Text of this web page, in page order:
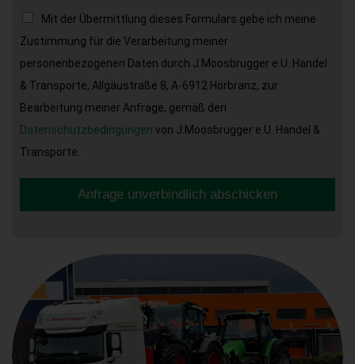
Mit der Übermittlung dieses Formulars gebe ich meine
Zustimmung für die Verarbeitung meiner
personenbezogenen Daten durch J.Moosbrugger e.U. Handel
& Transporte, Allgäustraße 8, A-6912 Hörbranz, zur
Bearbeitung meiner Anfrage, gemäß den
Datenschutzbedingungen von J.Moosbrugger e.U. Handel &
Transporte.
Anfrage unverbindlich abschicken